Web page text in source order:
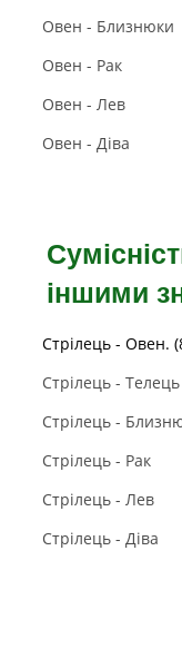
Овен - Близнюки
Овен - Рак
Овен - Лев
Овен - Діва
іншими
Стрілець - Овен.
Стрілець - Телець
Стрілець -
Стрілець - Рак
Стрілець - Лев
Стрілець - Діва